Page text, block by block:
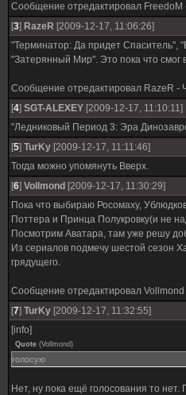
Сообщение отредактировал FreedoM
[3] RazeR [2009-12-17, 11:06:26]
"Терминатор: Да придет Спаситель",
"Затерянный Мир". Это пока что смог
Сообщение отредактировал RazeR -
[4] SGT-ALEXEY [2009-12-17, 11:10:11]
"Ледниковый Период 3: Эра
[5] TurKy [2009-12-17, 11:11:46]
Тогда можно упомянуть Вверх.
[6] Vollmond [2009-12-17, 11:30:29]
Пока что выбираю Росомаху,
Поттера и Принца Полукровку(и не
Посмотрим Аватара, там уже решу
Из сериалов подмечу шестой сезон
грядущего.
Сообщение отредактировал Vollmond
[7] TurKy [2009-12-17, 11:32:55]
[info]
Quote (Vollmond)
голосую
Нет, ну пока ещё голосования то